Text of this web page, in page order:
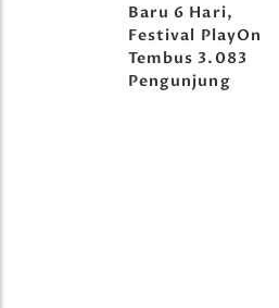
Baru 6 Hari,
Festival PlayOn
Tembus 3.083
Pengunjung